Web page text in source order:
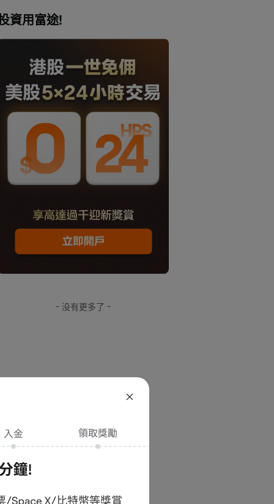
資用富途!
- 没有更多了 -